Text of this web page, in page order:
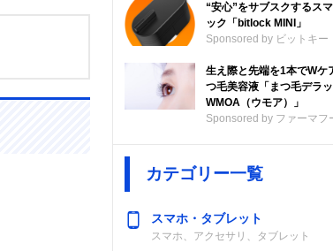
“安心”をサブスクするス
ック「bitlock MINI」
Sponsored by ビットキー
生え際と先端を1本でWケ
つ毛美容液「まつ毛デラ
WMOA（ウモア）」
Sponsored by ファーマフ
カテゴリー一覧
スマホ・タブレット
スマホ、アクセサリ、タブレット